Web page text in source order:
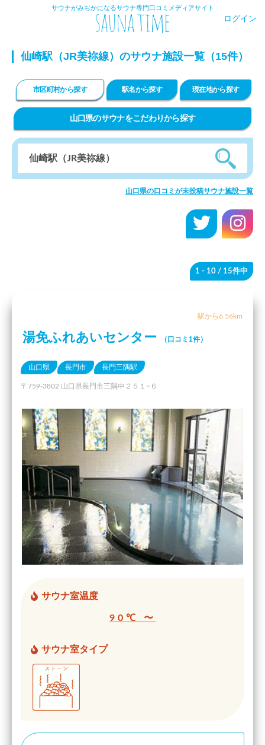
サウナがみぢかになるサウナ専門口コミメディアサイト
ログイン
仙崎駅（JR美祢線）のサウナ施設一覧（15件）
市区町村から探す 駅名から探す 現在地から探す
山口県のサウナをこだわりから探す
山口県の口コミが未投稿サウナ施設一覧
1 - 10 / 15件中
駅から6.56km
湯免ふれあいセンター （口コミ1件）
山口県 長門市 長門三隅駅
〒759-3802 山口県長門市三隅中２５１−６
サウナ室温度
90℃ 〜
サウナ室タイプ